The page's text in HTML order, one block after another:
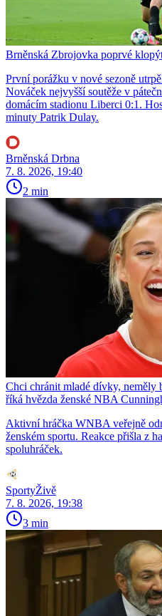
Brněnská Zbrojovka poprvé
První porážku v nové sezoně
Nováček nejvyšší soutěže v
domácím stadionu Liberci 0:1.
minuty Patrik Dulay.
Brněnská Drbna
7. 8. 2026, 19:40
2 min
Chci chránit mladé dívky,
říká hvězda ženské NBA
Aktivní hráčka WNBA veřejně
ženském sportu. Reakce přišla z
spoluhráček.
SportyŽivě
7. 8. 2026, 19:38
3 min